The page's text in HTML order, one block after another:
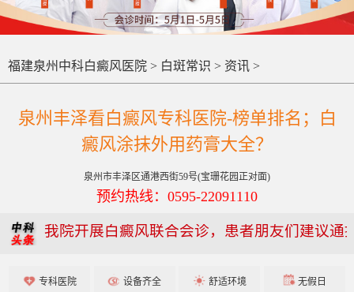
福建泉州中科白癜风医院 > 白斑常识 > 资讯 >
泉州丰泽看白癜风专科医院-榜单排名；白
癜风涂抹外用药膏大全？
泉州市丰泽区通港西街59号(宝珊花园正对面)
预约热线：0595-22091110
我院开展白癜风联合会诊，患者朋友们建议通
专科医院 设备齐全 舒适环境 无假日